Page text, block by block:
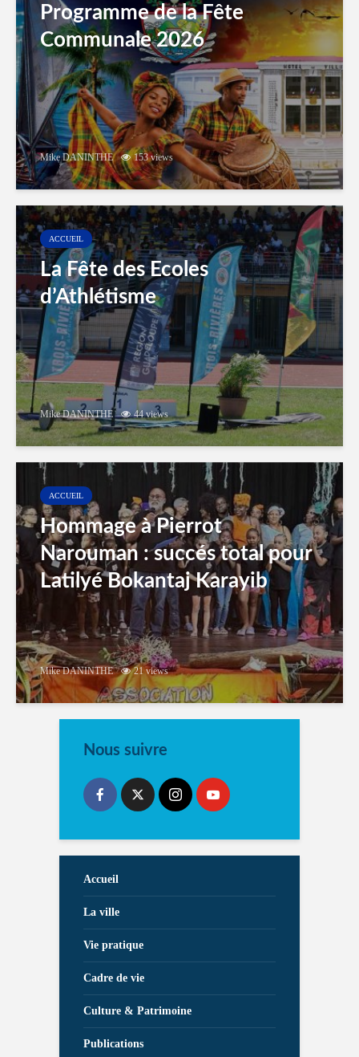
Programme de la Fête
Communale 2026
Mike DANINTHE 153 views
ACCUEIL
La Fête des Ecoles
d’Athlétisme
Mike DANINTHE 44 views
ACCUEIL
Hommage à Pierrot
Narouman : succés total pour
Latilyé Bokantaj Karayib
Mike DANINTHE 21 views
Nous suivre
Accueil
La ville
Vie pratique
Cadre de vie
Culture & Patrimoine
Publications